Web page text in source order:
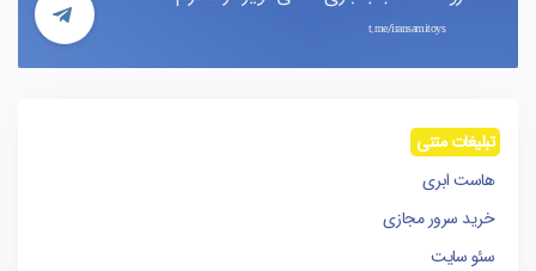
t.me/iransamitoys
تبلیغات متنی
هاست ابری
خرید سرور مجازی
سئو سایت